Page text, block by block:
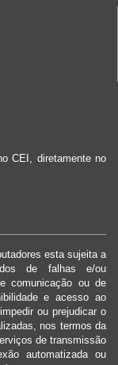
CEI, diretamente no
esta sujeita a
de falhas e/ou
comunicação ou de
e acesso ao
ou prejudicar o
nos termos da
de transmissão
automatizada ou